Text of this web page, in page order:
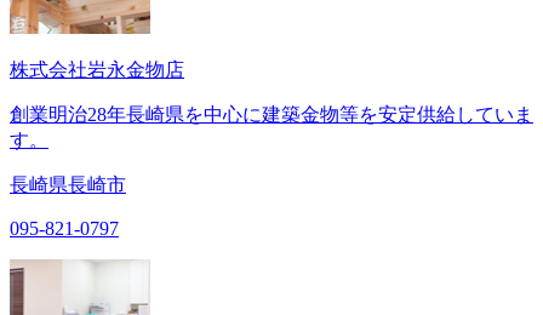
株式会社岩永金物店
創業明治28年長崎県を中心に建築金物等を安定供給していま
す。
長崎県長崎市
095-821-0797